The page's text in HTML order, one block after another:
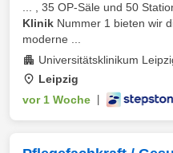
... , 35 OP-Säle und 50
Klinik Nummer 1 bieten wir
moderne ...
Universitätsklinikum
Leipzig
vor 1 Woche